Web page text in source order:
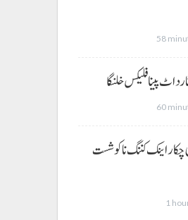
58
اٹ پینا فلیکس خلنگا
60
اینک کننگ نا کوشست
1